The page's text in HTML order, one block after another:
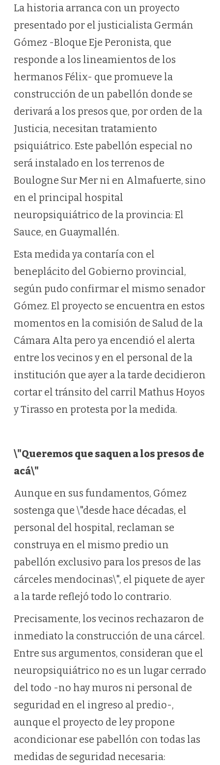
La historia arranca con un proyecto
presentado por el justicialista Germán
Gómez -Bloque Eje Peronista, que
responde a los lineamientos de los
hermanos Félix- que promueve la
construcción de un pabellón donde se
derivará a los presos que, por orden de la
Justicia, necesitan tratamiento
psiquiátrico. Este pabellón especial no
será instalado en los terrenos de
Boulogne Sur Mer ni en Almafuerte, sino
en el principal hospital
neuropsiquiátrico de la provincia: El
Sauce, en Guaymallén.
Esta medida ya contaría con el
beneplácito del Gobierno provincial,
según pudo confirmar el mismo senador
Gómez. El proyecto se encuentra en estos
momentos en la comisión de Salud de la
Cámara Alta pero ya encendió el alerta
entre los vecinos y en el personal de la
institución que ayer a la tarde decidieron
cortar el tránsito del carril Mathus Hoyos
y Tirasso en protesta por la medida.
\"Queremos que saquen a los presos de
acá\"
Aunque en sus fundamentos, Gómez
sostenga que \"desde hace décadas, el
personal del hospital, reclaman se
construya en el mismo predio un
pabellón exclusivo para los presos de las
cárceles mendocinas\", el piquete de ayer
a la tarde reflejó todo lo contrario.
Precisamente, los vecinos rechazaron de
inmediato la construcción de una cárcel.
Entre sus argumentos, consideran que el
neuropsiquiátrico no es un lugar cerrado
del todo -no hay muros ni personal de
seguridad en el ingreso al predio-,
aunque el proyecto de ley propone
acondicionar ese pabellón con todas las
medidas de seguridad necesaria: